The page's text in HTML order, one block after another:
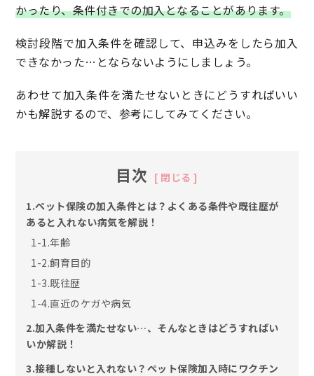
かったり、条件付きでの加入となることがあります。
検討段階で加入条件を確認して、申込みをしたら加入
できなかった…とならないようにしましょう。
あわせて加入条件を満たせないときにどうすればいい
かも解説するので、参考にしてみてください。
目次
1.ペット保険の加入条件とは？よくある条件や既往歴が
あると入れない病気を解説！
1-1.年齢
1-2.飼育目的
1-3.既往歴
1-4.直近のケガや病気
2.加入条件を満たせない…、そんなときはどうすればい
いか解説！
3.接種しないと入れない？ペット保険加入時にワクチン